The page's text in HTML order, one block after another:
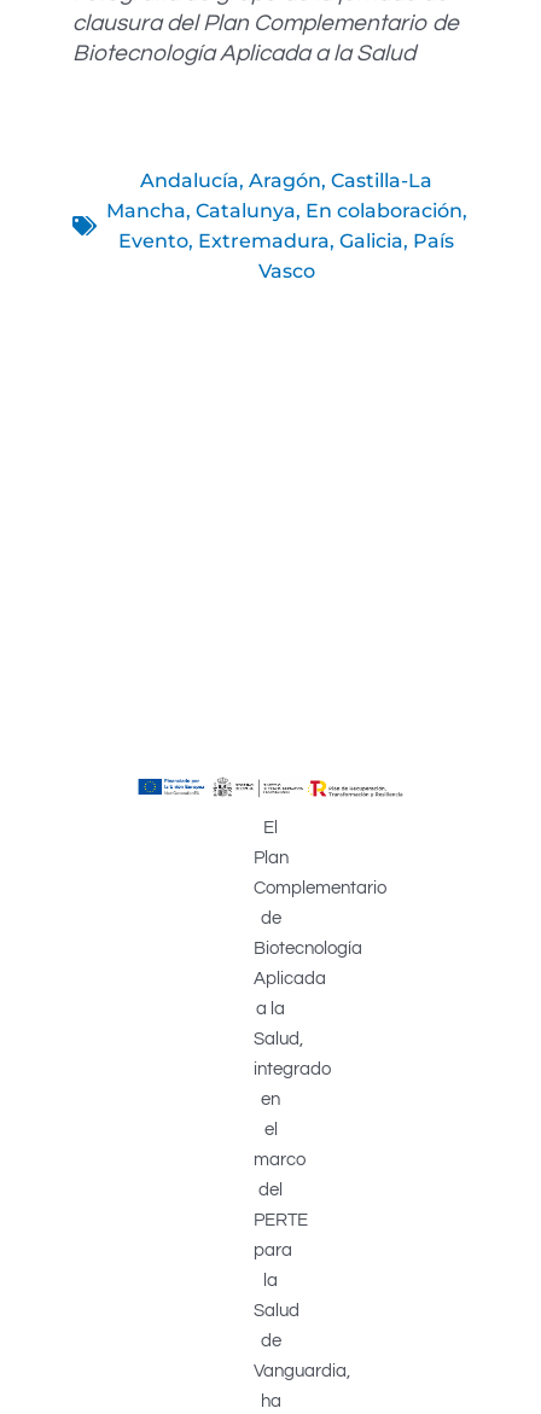
clausura del Plan Complementario de
Biotecnología Aplicada a la Salud
Andalucía, Aragón, Castilla-La
Mancha, Catalunya, En colaboración,
Evento, Extremadura, Galicia, País
Vasco
El
Plan
Complementario
de
Biotecnología
Aplicada
a la
Salud,
integrado
en
el
marco
del
PERTE
para
la
Salud
de
Vanguardia,
ha